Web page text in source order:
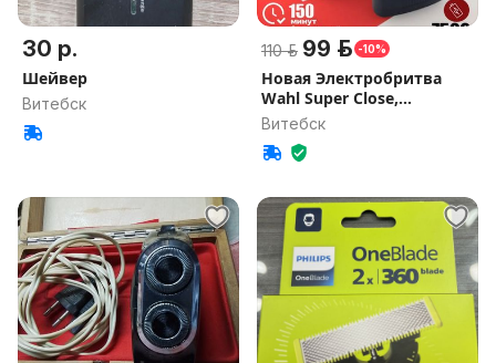
30 р.
Шейвер
Витебск
110 р. 99 р. -10%
Новая Электробритва
Wahl Super Close,
аккумулятор
Витебск